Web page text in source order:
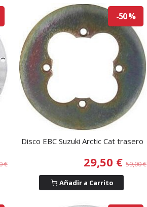
€
-50 %
Disco EBC Suzuki Arctic Cat trasero
29,50 €59,00 €
Añadir a Carrito